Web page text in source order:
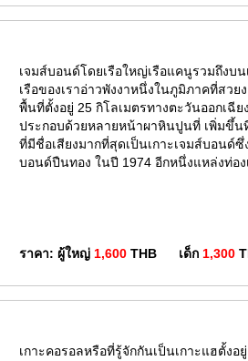
เจมส์บอนด์โดยเรือใหญ่เรือแคนูรวมถึงบ
เรือของเราอ่าวพังงาหนึ่งในภูมิภาคที่สว
พื้นที่ตั้งอยู่ 25 กิโลเมตรทางตะวันออกเฉี
ประกอบด้วยหลายหน้าผาหินปูนที่ เพิ่มขึ้น
ที่มีชื่อเสียงมากที่สุดเป็นเกาะเจมส์บอนด์
บอนด์ปืนทอง ในปี 1974 อีกหนึ่งแหล่งท่อง
ราคา: ผู้ใหญ่ 1,600 THB เด็ก 1,300
เกาะคอรอลหรือที่รู้จักกันเป็นเกาะแฮตั้งอ